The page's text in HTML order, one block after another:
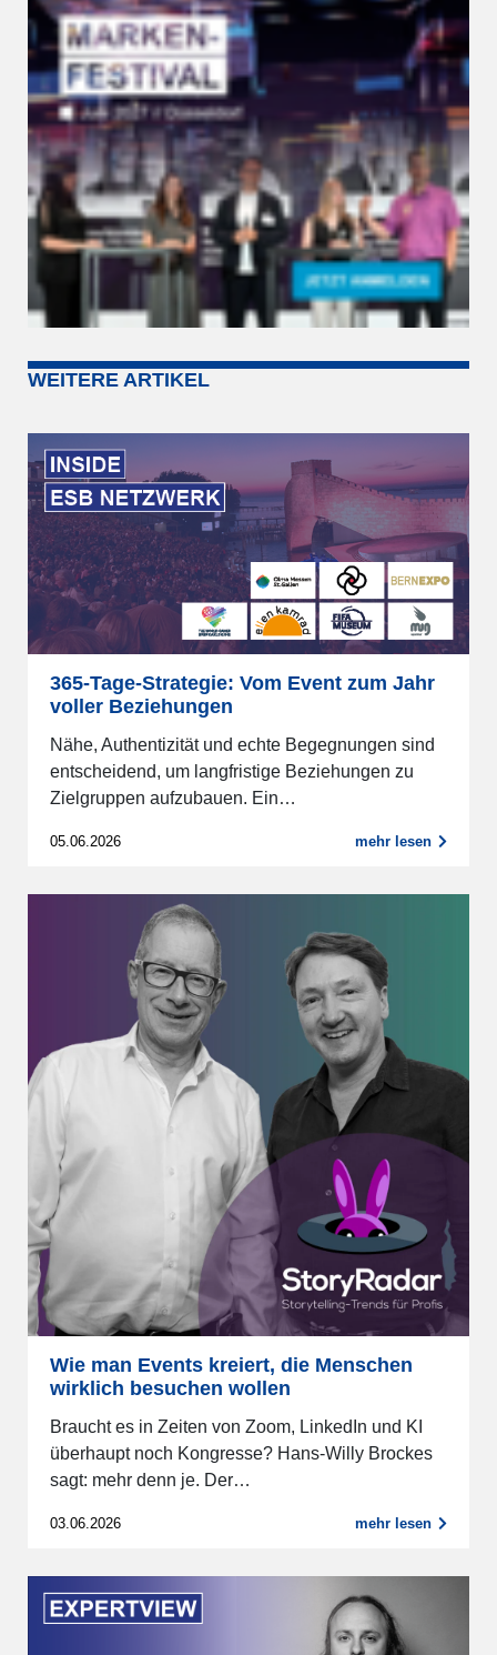
WEITERE ARTIKEL
365-Tage-Strategie: Vom Event zum Jahr
voller Beziehungen
Nähe, Authentizität und echte Begegnungen sind
entscheidend, um langfristige Beziehungen zu
Zielgruppen aufzubauen. Ein…
05.06.2026 mehr lesen
Wie man Events kreiert, die Menschen
wirklich besuchen wollen
Braucht es in Zeiten von Zoom, LinkedIn und KI
überhaupt noch Kongresse? Hans-Willy Brockes
sagt: mehr denn je. Der…
03.06.2026 mehr lesen